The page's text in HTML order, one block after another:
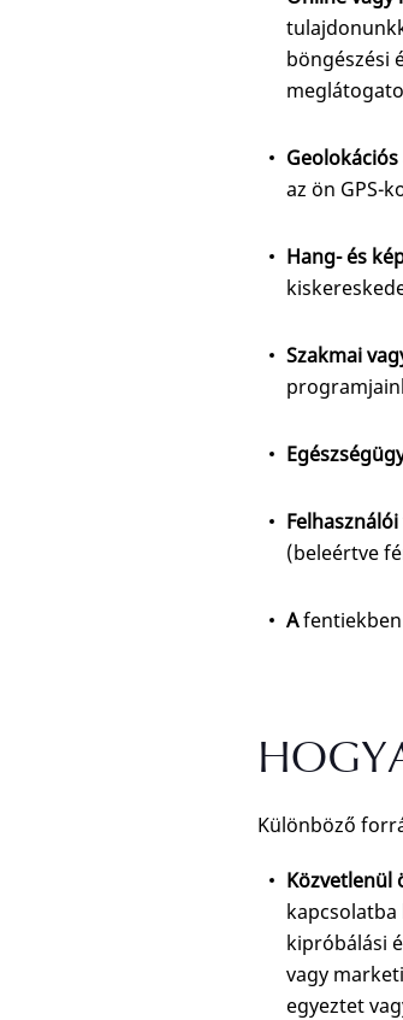
böngészési
az ön GPS-
Hang- és
Szakmai
(beleértve
Afentiekben
Különböző
Közvetlenül
kapcsolatba
kipróbálási
vagy
egyeztet